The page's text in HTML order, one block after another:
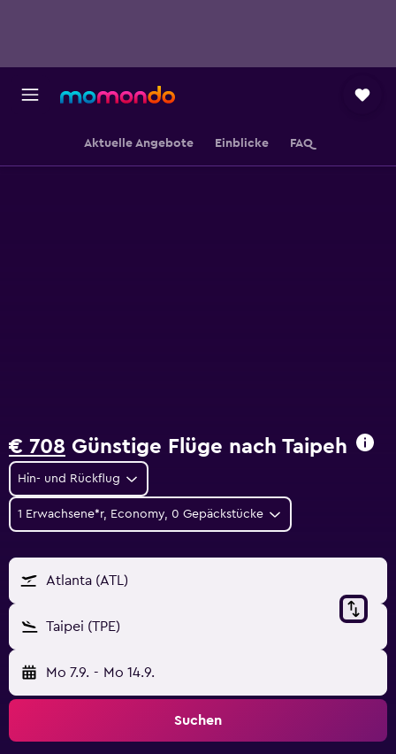
Aktuelle Angebote Einblicke FAQ
€ 708 Günstige Flüge nach Taipeh
Hin- und Rückflug
1 Erwachsene*r, Economy, 0 Gepäckstücke
Atlanta (ATL)
Taipei (TPE)
Mo 7.9. - Mo 14.9.
Suchen